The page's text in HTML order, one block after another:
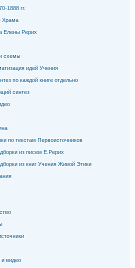
1888 гг.
Храма
Елены Рерих
схемы
идей Учения
по каждой книге отдельно
синтез
по текстам Первоисточников
из писем Е.Рерих
из книг Учения Живой Этики
и видео